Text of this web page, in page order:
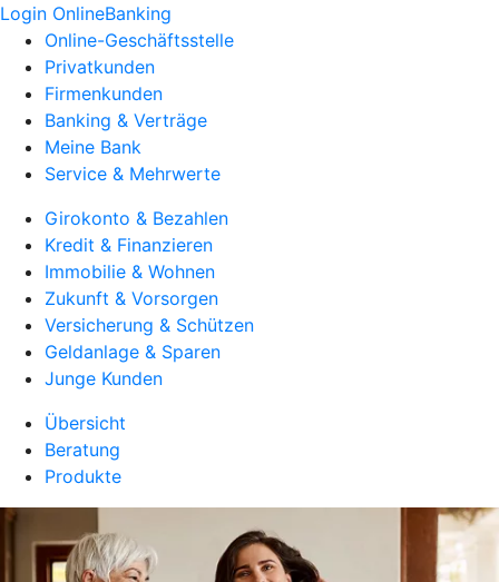
Login OnlineBanking
Online-Geschäftsstelle
Privatkunden
Firmenkunden
Banking & Verträge
Meine Bank
Service & Mehrwerte
Girokonto & Bezahlen
Kredit & Finanzieren
Immobilie & Wohnen
Zukunft & Vorsorgen
Versicherung & Schützen
Geldanlage & Sparen
Junge Kunden
Übersicht
Beratung
Produkte